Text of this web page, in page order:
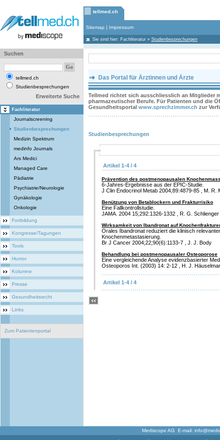
tellmed.ch
Sitemap | Impressum
Sie sind hier: Fachliteratur » Studienbesprechungen
Suchen
tellmed.ch
Studienbesprechungen
Erweiterte Suche
Fachliteratur
Journalscreening
Studienbesprechungen
Medizin Spektrum
medinfo Journals
Ars Medici
Managed Care
Pädiatrie
Psychiatrie/Neurologie
Gynäkologie
Onkologie
Fortbildung
Kongresse/Tagungen
Tools
Humor
Kolumne
Presse
Gesundheitsrecht
Links
Zum Patientenportal
Das Portal für Ärztinnen und Ärzte
Tellmed richtet sich ausschliesslich an Mitglieder
pharmazeutischer Berufe. Für Patienten und die
Gesundheitsportal www.sprechzimmer.ch zur
Studienbesprechungen
Artikel 1-4 / 4
Prävention des postmenopausalen
6-Jahres-Ergebnisse aus der EPIC-Studie.
J Clin Endocrinol Metab 2004;89:4879-85 , M. R.
Benützung von Betablockern und Frakturrisiko
Eine Fallkontrollstudie.
JAMA. 2004 15;292:1326-1332 , R. G. Schlienger
Wirksamkeit von Ibandronat auf
Orales Ibandronat reduziert die klinisch
Knochenmetastasierung.
Br J Cancer 2004;22;90(6):1133-7 , J. J. Body
Behandlung bei postmenopausaler Osteoporose
Eine vergleichende Analyse evidenzbasierter
Osteoporos Int. (2003) 14: 2-12 , H. J.
Artikel 1-4 / 4
Mediscope AG E-mail: